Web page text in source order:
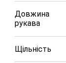
Довжина
рукава
Щільність